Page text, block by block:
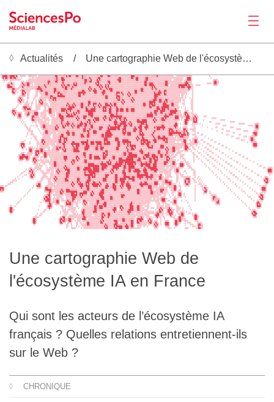
Actualités
Productions
Activités
Outils
Séminaire
L'équipe
Le médialab
Actualités Une cartographie Web de l'écosystème IA en France
░▓▓▓▓▒▒▓▓▓▓▒▓░ ░░░░░  ▒▒▒░░░░ ░░░░░░░░░░░░░▒▓▓▒░░▒▒▒▒▓▒▓▓▒░░▒▓▓▒░▒▓▒▒▒░░░░░░░░░▒▒▓▓░░░▒▓▓▒░░░▒▒░░░░░░░░░░▒▓▓▓░▒▒░░░░░░▒▒▒░░▒▒▒▒▓▒░░░░░░░░░░░░  ░░░░░░░░░▒▒▒░
░▓▒▓▓▒▒▓▓▒▓▓▒░  ░      ░ ░░ ░░░░░░░░░░░░░░░▒▒▓▒░░▓▓▒▒▒░▒░░░░░▒▒░░▒▓▒▒░░▒▓▒░░░░▒▓▓▒░░░░░░░░░░░░░▒▓▓░░░░░░░░▓▓▒▒▓▓▒░░░░▒▓▓▒░░░░░░░░░░░░░░░░░░░░░░░░░░░░  ░▓▓▓░
▒▒▒▒░ ▒▒░░▒░░░░      ░░░░░░░░░░░░░░░░▒▒░░░▒▒▓▒░░▓▓▓░░░░░░░░░░░░░░▒▒▓▓▒▒▒▓▒░░░▓▒▓▒░░░░░▒▒░░░░░░▓▓▓▒░░░░░░░░▒░▒▓▓▒░░░░▒▓▓▒░░░░░░░░░░░░░░░░░░  ░░░░░░░░ ░░▓▓▓░
░    ░░       ░░░ ▒▒▒░░░░░░░░░░░░░░▒▓▓▒░░▒▓▓▒░░▒▓▒░░░░░░░▒▒▒░░░░░▒▓▓▒▒▓▓░░░▒▓▓▒░░░░░▒▓▓▒░░░░░▒▓▓░░░░░░░░░░░░▒▒░░░░▒▓▓▒░▒▒▒░░░░░░░░░▒▓▓▒░░░░░░░░░░░ ░▒▓▒▒░░
▒▒▒▓▒░     ▒▓▒▒▒▓▓▒░░ ░░░░░░░░▒░▒▓▒▒░░░▒▒░░░▒▓▒░░▒▒░░░▓▒▓░░░░░▒▓▒░░░░░░░▓▒▓▒░░░░░▒▒▓▒░░░░░░▒░░░░░░░░░░░░░░░░░░░▒▓▓▒░▓▓▓▒░░░░░░░░▒▓▓▒░░░░░░░░░▒░░▒▓▓▓▒░░
░▓▓▒▒▒░    ░▒▒▓▒▒▓▓░ ░ ░░░▒▒░░▒▓▒▒▒▒▒░░░░░░░░▓▒▓▒▒▓▓▒▒▒▓▓▓░░░░░░░░░░░░░░░▒▓▓▒▓▒░░▓▒▓▒░░░░░░░░░░░░░░░░░░░░░░░░░░░▒▓▓▒▒▓▓▓▓▒░░░░░░░▒▓▓▒ ░░░░░░░▓▓▓▓▓▓▓▒▓▒░░  ░░░░
░▓▓▓▓▒░
▒▒░▒▓▓▒░░░
▒▓▒▒░  ░▒▓▓▒░░░░
░▓▓▒ ░  ▒▓▒▓░░░     ░░
░░░    ░▓▓▒ ░░     ░░  ░░░▒▓▓▒░░▒░░░▒▓▒▓▓▒▒▒░░░░░░░░░▒▓▓▒▒▓▒░░░░░░░▒▒░░░░▒▓▒▒▒▒░░░░░▒▓▒▒▒▒▓░░░▓▒▓▒░░▒▒░░░░░░░░░░░░░░▓▓▓▓▓▒░░▓▓▒░░░░░░░░░░
░░░░▒░ ░░    ░░░  ░░░░▒▒░▒▓▓▒▒░▒▓▓▓▓▓▓▒░░░░░░░░░░▓▓░░░░░░░░░░░░░░░░░░░▒▓▓▒░░░░░▒▓▓▓▒▒▒░░░▒▓▒▒░░░░░░░░░░░░░░░░░▒▓▓▓▒▒░░░░░░░░░░░░░░░░ ░░
░▒▓▒░   ░░   ░░   ░░░░░░░░▒▓▒▓▓▓░░▒▒▒▒▒░░░░░░░░░░░░░░░░░░░░░░░░░░░░░░░░▒▓▓▒░░░░░▒▓▒▓▒░░░░░░░▒▒▓▒░░░░░░░░░░░░░░░▒▓▓▒▒▒▒▒░░▒░░░░░░░░░░░░░░
░▓▒▓░░  ░    ░ ░ ░▒▓▒░░░ ░▒▒▒▓▒▓░░░░░░░░░░░░░░░░░░░░░░░░░░▒▒░░░░░░░░░░░░▒▒░░░░░░░▒▓▓▒▒▓▒░░░░▒▓▒▓░░░░░░░░░░░░▒▒▒▓▓▓▒▒▓▓▒░▒▓▓░░░░░░░░░░░ ░░
░▒▓▒░░ ░░   ░  ░ ░▓▒▓▒ ░  ░░░▒▒▒░░░░░░░░░░░░░░░░░░░░░░░░░▒▓▓▒░▒▒▒░░░░░░░▒░░░░░░▒▒▒▒░▒▓▒▓░░░░░▒▓▒░░░░░░░▒▒░░▒▓▓▓▓▓▒░▒▓▓▒▒▓▒▓░░▒▒▒░░░░░░  ░
░░░  ░░░░ ░░  ░ ░▒▓▓░░░░  ░░░░░░░░░░░░░▒▓▒░░▒▓▒░░░▒▓▓▒░░▒▓▓▒░▓▓▓░▒▓▒░░▒▓▓▒▒▓▒▒▓▓▒░░░▒▓▒░░░░░░░░░░░░░░▒▓▓▒░▒▓▓▓▒▓░░░▒▒░▓▓▓▒░░▒▓▓▒░░░   ░░
░    ░▒▒░░ ░   ░░░░░░░░░░░ ░░░░░░░░░░░░░▓▒▓▒▒▓▒▓▒░░▒▓▓▒░░▒▓▒░░▓▒▒▒▓▒▓░░▒▓▓▓▓▒▓▒▓▓▒░░░░░░░░░░░░░░░░░░░░▒▓▓▒░▒▓▒▓▓▓░▒▒░░▒▓▓▓▓▓▒▒▓▓▒░░░    ░
░    ░▓▓▓▒▒▒░   ░░░░   ░░ ░░░░░░░░░░░▒▒░▒▒▒▓▓▓▓▓▒░░░▒▓▓▒▒▓▒▒░▒▒▒▓▒░▒▓▒▒▓▓▓▒▒▒▓▒░▒▒▓▒░▒▒░░░▒▒▒░▒▒▒░░░░░░░▒▒░░▒▓▓▒▒░░▓▓▒▒▓▓▓▓▓▓▒░▒░░░░░░ ░
░▒░     ░▒▓▒▓▓▓░   ░░░░   ░░ ▒▓▓▒░░░░░░▒▓▓▓▓▒▓▓▓▓▒▒▒░▒▒░▒▒░▒▓▓▒░▓▓▓▓▒░░░░▒▓▒▓▒▒▓▓▒░░▒▓▓▒▓▓▓░▒▓▓▒▒▓▓▓░░░░░░░░░░░░░░░░░▒▓▓▓▒▓▓▓▒▒▓▒▒▒▒▒▓▒░
░▓▓▒░     ░▒▒▒▒▒░░░▒▒░    ░░░░▒▓▓▒░░░░░░▒▓▓▓▒▓▒▒▓▒░▒▒▒▓▓▒░░░▒▓▓▓▓▓▓▓▓▒░░░░▒▓▓▓▒▒▓▓▒░░▒▓▓▒▓▓▓░▒▓▓▒░▓▓▓░░░░░░░░░░░░░░░▒▓▓▓▒▒▓▓▓▓▒▒▒▒▓▓▓▓▓▓░░░
░▓▒▓░░▒▒░  ░▒▒▓▒░░░▓▓▓░ ░░░░░ ░▓▓▒░░ ░░▒▒▒▒▒▒▓▒▒▒▒▒▓▒▓▒▓▒░░░░░▒▓▓▓▓▒▒░░░░░░▒▒░░▒▓▓▒▒░░▓▒░▒▒▒░░▒▒░░▒▒▒░░░░░░░░░░▒▒▒▓▒▒▓▓▒░▒▓▓▒░▒▒▒▒▓▓▓▓▓▒░░░
▒▓▒░▒▓▓▒  ░▒▓▓░ ░▒▓▓▓░ ░░░░░  ░░░░░ ░▒▓▓▒░░░▒▓▓▒▓▒▓▓▒▒▒░░░▒▒▒▒▓▓▓▓▒░░░░░░░░░░░░▒▓▓▓▒▒▓▒▒▒▒░░░░░░░░░░░░░░░░░░░▒▓▓▓▓▓▒▒▓▒░░▒▒░▒▓▒▒▓▓▓▒░▒▒▒░░░
░  ▒▓▓▒   ░▒░ ░▓▓▒▒▒░ ░░░░░   ░░░░ ░▒▓▓▓▓▒░▓▓▓▓▓▓▒▒▒▓▒░░▒▓▓▓░▒▒▓▓▒░▒▒▒░░░▒▓▓░░▒▓▓▓▓▓▓▓▓▓▓░░▒░░░░░░░░░░░░░░░░▒▓▓▓▓▓▒▒░░░░░░▒▓▓▓▓▒▒▒░░▓▓▓░░░░░▒▓▓▓░
░▒▒░       ▒▓▒▒░░░░ ░░░░░░  ░░░░░▒▒▓▓▓▒░▒▒▒░▒▒░░▓▒▓▒░░▓▓▒░░░░░▒▓▓▓▓▒░░▓▒▓▒▒▓▒▓▒▒▒▓▒▓▓▒▒▓▓▒░░░░░░░░▒▒▒░░▒▒▒▒▒▒▒▒▒▓▒░░░▒▓▓▒▓▒▒░░░░░▓▓▓░ ░░ ░▓▓▓░░▒▓▒▓▒
░ ░      ░▓▓▒░░░░░░ ░░░░░ ░░░░░░░▒▓▓▒░░▒░░░░░░▒▓▒░░░▒▒░▒▓▓░░▓▒▓▓▓▒░░▒▓▒░░▓▓▒░▒▓▒░▒▓▒▒▓▒▓░░░░░░░▒▓▓▒▒▓▓▓▓▒░░░▒▓▒▓░░░▒▓▓▓▒░░░░░░░▒▒▒░ ░ ░▓▓▓▒░░▒▓▒▓▒    ░
░ ░      ░░░░ ░░░░░░░ ░  ░░░░░░░▒▓▒▒░▒▓▒░░▒░░░▒▒▒▓▒░▒▒▓▒▓▒░▒▓▒▒▒░░░░░░░░░▒░▒▓▓▓░░▒▓▓▓▓▒░▒▓▒░░░▒▓▓▓▓▓▓▓▓▒░░░░▒▓▒░░░▒▒▒▒░░░░░░░░▒▒     ▒▓▓▒   ░▓▓▓░         ░░
░ ░        ░  ░░░▒▒░░░  ░░░░░░░▒▓▒▒▒▓▓▓▒▒▓▒░▒▒▒▓▓▓▒▓▓▒▒▓▒▒░▒░░░░░░░░░░░░░░░▓▓▓▒▒▓▓▓▓▓▒▒▓▒▓▒░░░▒▒▒▓▓▓▒▓▒░░░░░░░░░░░▒▒░░░░░░░░▒▓▓░ ░  ▒▓▓▒   ░░░░░ ░            ░░░░               ░░░░░
░░   ░ ░ ░░  ░▒▓▓▒░░░░░░░▒▓▒░░▒▓▒▓▒▓▒░▓▒▓▒▒▓▓▓▓▒▒▓▓▒▒▒▓▓▒░░░░▒▒▒░░░░▒▓▒▒▒▒▓▒▓▓▓▒▒▓▓▓░▒▓▓░░░░░▒▓▓▒░▒▓▓▒░░░░░░▒▒▒▒▓▓▒░░░░░░░▓▓▓▒     ░░    ░░      ░                ░░░
░░ ░     ░  ░▒▓▓▒░░░░░░▒▓▒▓░░░▓▓▒░░░░▒▓▒▒▒▓▓▒░▒▒▓▒▒▒▒▓▓▒░░░▒▓▓▓░░░▒▓▒▓▓▓▓▓▓▓▓▒░▒▓▓▒░░▒░░▒▓▒░▓▓▓▒░▓▓▓▒░░░▒▓▒▓▓▓▓▓▓▓░░░▒▒░░▒▓▒░ ░ ░▒▒░     ░░         ░      ░░          ░░░
░░░      ░  ░▒▒▒▒░░░░░░▓▓▒░░░░▒░░░░░░▒░░▒▒▒░░▒▓▓▒▒▒▓▒▒▒▒▒░▒▓▓▒░░░▒▓▓▓▓▓▓▓▒▓▓▒░▓▓▓░░░░░▒▓▓▓░▒▓▓░░▒▓▒░░░░▒▒▒▓▓▓▒▒▓▒░░▒▓▓▓▒░▒▒░░░ ▒▓▓▒░ ░░░░░             ░       ░░          ░░░░
░░░░     ░   ▒▓▓▒░░░░░░▒░░░░░░░▒▓▒░▒▒▒░░░░░░▒▓▓▒▓▓▒░░▓▓▓░░▒▒░░░▒▓▓▓▒▒▒▒▒░░░░░▓▒▓▒▒▒▒░▒▓▓▒░░▓▓▒░░░░░░░░▒▓▒▒▒▒░░░░░░▒▓▒▓▓▒▒▓▒▒▒░▒▓▒▓▒   ░░░                 ░       ░░░
░  ░░      ░ ░▒▓▓▒░░░░░░ ░░░▒▒░░▓▓▓▒▒▓▓▒░░░░▒▒▒▒░▒▓▒░░▓▓▓░░░░▒▒░▓▓▓▓▓▒░░░░░░░░▓▓▓▒▓▓▓░░░▒░░▒▓▒▓▒░░░░░░▒▓▒░░░░░░░░░░▒▓▓▓▓▓▓▓▓▓▓▒▒▓▒▒▓░    ░ ░░                  ░        ░░
░  ░░░      ░░░▒▒░░░ ░░░░░░▒▓▓░░▒▓▓▒▒▓▓▒░░░▒▓▓▒░▒▓▓▒░░▒▒▒░░░▒▓▓▒▓▓▓▓▓▓░░░░░░░░▒▓▒▒▓▓▓░░░░░▒▒▓▓▓▓░░░░░▒▓▒▒░░▒▒░░▒░░░▒▓▓▓▒▒▒▒▒▓▒▓▓▓▓▒▓▒  ░░░    ░░                   ░░        ░░
░     ░░░     ░░░░░░  ░░░░░░▓▓▓▒▒▒▒░░░▒▒░░░░▒▓▓▓░▒▓▓▒░░░░░░░░▒▓▓▒▓▓▓▓▓▒░░▒▒▒░░░░░░░▒▒▒░░░░▒▓▒▒▒▓▒░░░░░░▒▓▒░▒▓▓▒▒▓▓▒░░▒▒▒░ ░░░▒▓▓▓▒▒▒▒░    ░░      ░                     ░░
░  ░░    ░▒░░░░░░ ░░░░░▒▓▒▒▓▓▓░░░░░░░░░░░▒▒▒░░▒▒░░░░░░░░░░▒▒▓▓▓▒░▒░░░▓▓▓░░░░▒▒▒▒░░░░░░▓▒▓▒▒▓▓▒▒░░░░░▒▓▒▒▓▓▓▓▓▓▓▓▒░░░░░░ ░░▒▒▒▒▒░░   ░░▒▒░        ░                      ░░░
░        ░░  ░▓▓▒░░░░░░░░░░▒▓▓▒░▓▒▓▒░░░░░░░░░░░▒▒░▒▓▒░▒▒▒░▒▒▒▒▒░▒▓▓▓▒▒░░░░▓▓▓▒░░▓▓▓▓▓▒░░░░░▒▓▒░▓▓▓▓▓▓▒▒░░▓▓▓▒▒▒▒▒▓▓▒▓▒░░░░░░░░░░░▒▓▓▒ ░░ ░▒▓▓▒  ░░      ░░
░▒░    ░     ░░ ▒▓▒▓░░░░░░░░░░▒▓▓▒▒▓▓▒░░░▒▓▓░▒▒▒░▓▓▓▓▓▓▒░▓▓▓▒▓▓▓▓▓▒▒▓▒▓▓▓▒░░░▒▒▓▓▒▒▓▓▓▓▓▓▓▒░░░░░░░▓▒▓▓▒▓▓▓▒░▒▓▓░░░░░░▒▓▓▒░░░░░  ░  ░▒▓▓▒  ░░░▒▓▓▒░   ░░       ░░
░▓▓▓░   ░     ░░░░▒▓▒░░░░░░░░ ░░▒▒▒▓▓▒░░░░▓▓▓▓▓▓▓░▒▓▓▒▓▓▒▒▓▓▓▒▒▓▓▓▓▒▒▓▓▓▓▓▒░░░░▒▓▓▒░▒▓▒▒▓▒▓▒░▒░░░░░▓▓▓▒▓▓▓▒▒▒▒▒░░░░▒▒▒░░▒░░░░░░░░░░░░▒▒▓▒░░░░░░▒▒░ ░     ░░       ░░
░▓▒▓░         ░ ░░░░░░░░  ░░░░▒▒▒▒▒▒▓▒░░░░▒▓▒▒▓▓▓░▒▒▒▒▓▓▓▒▒▒▒░▒▓▒▒▓▒▒▒▒▒▒▒░░░░░▒▓▓▒░░░░▒▓▒▓▓▓▓▓░░░░░▒▒░░▓▓▒▒▓▒░░░░░▓▓▓░░░░░░░▒▒░░░░░░░▒▓▓▒ ░░░  ░    ░     ░░        ░░
▒▓▒░  ░▒▒░ ░ ░ ░▒▒░░░░░░  ░░▒▓▒▓▓▒▒▓▒░░░░░▒▓▒▓▓▒░░░▒▓▓▓▓▒░░░▒▓▓▒▒▓▓▓░░░░░░░░░▒▓▓▒░░░░░▓▒▒▒▓▓▒▓░░░░░░░░░▒▓▓▓▓▒░░░░░▓▓▓░▒▓▒░░▒▓▓▒░░░░░ ▒▓▓▓░  ░░   ░    ░░     ░         ░░
░  ░ ▒▓▓▒░ ▒▒░▒▓▓▒░  ░░ ░░░▒▓▓▒░░▓▒▓▒░░░░▒▓▓▓▓▒░░░░▓▓▓▒░░░░▒▓▓▒▒▓▓▒░▒▒░░░░░░▒▓▓▒░░░░░▒▓▒▒▓▓▓▒░░░▒▓▒░░░░▒▒▒▒░░░░▒▒▒▒░░▓▒▓░░▒▓▓▒░░░   ░▓▓▒░░  ░░    ░    ░░     ░░
▒▓▓▒ ░▓▓▓▒▓▓▒▒░░░░░░░░░▒▒░ ░▒▓▓░░░░░▒▓▓▓▓▓▒░░▒▒▒▒░░░░░░▒▒▒░▒▒▒▒▓▓▒░░░░░░▒▒░░░░▒▒▒▓▒▒▒░░░░░░▓▓▓▒░░░░░░░░░░▒▓▓▒░░░▒▓▒░░▒▓▓░ ░░░░░ ░░░  ░    ░    ░    ░░      ░
░▒▒  ░░▒▒░ ▒▓▒▓░░▒▒▓▓▒░░░░░░░░░░░░░░░░░░░░░▒▒▒▒▒░░▒▓▓▒░░░░░░░░░░░░▒▓▓▒▓▒░░░░░░░░░░░▒▓▓▒▒▓▓▓▒▒▒▒░░▒▓▓▒░░▒▓▒░░▒░░▒▓▓▒▒░░▒▓▒░░░░░ ░░░░         ░░   ░░    ░    ░░      ░░
░▒▒▓▓▒▒▒░░░  ░▓▓▒░  ▒▓▓▒░░░░░░░░░░░░░░▒░░░░░░░░░▒░░░▒▓▓▒░░▓▓▒░▒▒▒▒░░▒▓▒▓▓▒░░░▒▒░░░░░░▒▓▓▒▒▓▓▓▓▓▓▓▒░░▒▒▒▓▓▓▓▒░▓▓▓▒▒▒▒▓▓▒▒▓▒▒░ ░░ ░░  ░░░░       ░░    ░    ░░     ░       ░
▒▓▓▓▓▓▓▓▒░  ░▒▒▒░ ░░░▓▓▒ ░░░░░░░░░░░░▓▓▓░░░░░░░▓▓▒░░░▒▓▒░▒▓▓▒▒▓▓▓▓▒░▒▓▓▓░░░░▒▓▓▒░░░▒▒▒▒▒▒▓▓▓▓▓▓▓▓▒▒▒░▒▓▒▓▓▓▒▒▓▓▓▓▓░▒▓▓▒▒▒▓▓▒░░░░░   ░░░        ░ ░░    ░    ░░     ░       ░
▒▓▓▓▒▒▓▓▒░ ░▓▓▒░  ░  ░░   ░░░░░░░░░░░▓▓▓░░░░▒░▒▓▒▓░░░░▒▒░░▓▓▒▒▓▓▓▓▓░░▓▓▒░░░░▒▓▓▒░░▓▓▓▒▒▒▓▓▓▓▓▓▒▒▒▒▓▓░░▓▓▒▒▒▓▓▒▓▓▒▓▒░▒▒░░▒▓▒▓░░░     ░ ░░       ░   ░     ░    ░░     ░       ░░
░▒▒░  ▒▒░  ▒▓▒▓░░░░░░ ░░░ ░░░▒▒░░░░░░▒▓▒░░░▒▓▓▒▒▓▒░░░▒▓▓▒░░░░░▒▒▒▒▒░░░░░░▒▓▒▒▒▒░░▒▓▓▓▓▓▓▓▓▓▓▓▓▒░░▓▓▓▒░░▒▒░▒▓▓▒▒▓▓▓░░░░░▒▒▓▓▒░░▒▒░ ░    ░░      ░     ░    ░░    ░░     ░        ░
░▒▓▒░  ░░░░░░░░░░▒▓▓▒░░░░░░░░░░░▓▒▓▒░░░░░░▒▓▓▒▒▒░░▒░░░░░▒▓▒░▒▓▓▒▓▒░░▒▓▒▓▓▓▓▒▓▓▓▓▓▓▓▓▓▒▒▒▒▓▒▒▒▓▒▒▓▓▒▒▓▓▒░░░░▒▓▓▓▒░░▒▓▓▒   ▒▒░ ░░░    ░      ░     ░     ░      ░░       ░░
░░░░ ░  ░░   ░░░▒▓▓▒░░░░░░▒░░░░▒▓▒░░░░░░░░▒▒▒▓▓▓▓▓▒▒▒▒▒▓▓▓▓▓▒▓▓▓▒▒▒▓▓▓▓▓▓▒▒▓▒▓▓▓▓▓▒▓▒░░▒▓▓▓▓▓▓▓▓▒░▓▓▓▒░░░░▒▓▓▒░ ░▒▓▓▒░ ░▓▓▓░ ░░░            ░     ░     ░      ░░        ░
░░░░░░  ░   ░░░▓▓▒░░░░░▒▓▒░░░░░░░░▒▒░░░░░░▒▓▓▓▓▓▓▓▓▓▒▒▓▓▓▓▓▒▒░▒▓▓▓▓▓▓▓▒▒▓▓▒▒▓▓▓▓▓▒░░░▒▓▓▒▒▓▓▓▓▒▒▓▓▓░░░░░░▒▒░░░░░▒▒░  ░▓▓▓░  ░░░            ░     ░░     ░      ░░        ░
░░  ░░░░░░    ░ ░░░░░░░▒░░░░▓▒▓▒▒░░░░░▒▓▓▒░░▒▓▓▓▓▓▒▒▓▓▓▓▓▒▒▓▓▓▓▒░░░▒▓▓▓▓▓▒░░▒▓▓▒▒▓▓▓▓▓▒░░░░▒░▒▓▒▒▓▓▓▓▓▓▓▒░░░░░░ ░░ ░░░░░▒▒░▒▒░    ░░░             ░     ░      ░       ░        ░░
░ ░▒▓▒░░ ░░░░    ░░░░░░ ░▒▓▒░░░▒▓▓▓▓▒░░░░▒▓▓▒░░▓▓▓▓▓▓▓▒▓▓▓▓▓▒▒▓▓▒░░░░▒▓▓▒▒▓▒░░░▒▓▒░▒▓▓▒▒▒▓▓▓▓▒░░▓▓▓▒░▒▓▓▓▓▓▓░░░░░░░░ ░░░ ░▒▓▓░         ░░░            ░      ░      ░       ░         ░
░░  ░▓▒▓░ ░   ░░░  ░░░ ░░ ░▓▒▓▒░░░░▒▓▓▒░░░░▒▒▒░░░▒▓▒▒▓▓▓▓▓▓▓▓▓░▒▒▒░░░░░▓▒▓▒░░░░░░▓▓▒░▒▓▓▒░▓▓▓▓▓▓░░▓▓▓▒░░▒▒▒▓▓▒░░░░░░░░░░░  ░▒▓▓▒   ░░      ░░             ░      ░      ░       ░         ░░
░░    ░▒▒▓▒░     ░░░░░░ ░░░ ░▒▓▒░░░░▒▓▓▓░░░░░░░░░░░▒▓▒▒▒▓▓▓▓▓▒▒▒░░░░░▒▒▒░▒▓▒▒▒▒░░░░▓▓▓░░▒▒░░▒▒▒▓▓▒▒▒▒▓▓▓░░▒▒░░▒░ ░░░ ░░░░░░   ░▒▒░░    ░     ░░              ░      ░      ░░       ░          ░
░   ░░  ▒▓▒▓░      ░░░   ░░░░░░░░░░░░▒▓▓▒░░░░░░░░░░░▒▓▓▓▓▓▓▓▒▓▒░░░░░░▒▓▓▓░░░░▒▓▓▒░░░▒▓▓░▒▒▒░░░░▒▓▓▓▓▓▓▓▓▓▒▒▓▓▒░░░░▒▓▒  ░░░░░    ░░ ░░░        ░░                ░      ░      ░░       ░
░   ░     ░▓▓▒░     ░░░░░  ░░░▒▓▒░░░░░░▒▓▓▒░░░░░░▒▒░░░░▒▒▒▓▓▒▓▓▓░░░░░░▒▒▓▓▒░░░░▒▓▓▒░▒▒▒▓▓▓▓▓▒▒▓▓▒▒▓▓▓▓▓▒▒▓▓▓▓▓▓▒░░░▒▓▓▒░ ░░░░░░   ░░  ░░░░░▒░░   ░  ░              ░       ░      ░░       ░░
░  ░         ░░░     ░░░  ░░░░ ▒▓▒▓░░░░░▒▓▓▒░░░░░░▒▓▓▒░░░░░▒▓▓▒░▒▒░░░░░░▓▓▓▒░░░░░▒▓▓▒▒▓▓▓▓▓▒▒▓▓▓▓▓▒░▒▒▓▒▒░░▒▓▒▒▓▒░░░ ░▓▓▒░░▒▒░      ░░    ░▒▓▓▓░ ░░  ░ ░               ░      ░░      ░        ░░
░░░░                   ░░    ░░░ ░▒▓▒░░░░░▒▓▓▓░░░░░░▒▓▓▒░░░░▒▓▓▓▒░▒░░░░▒░░▓▓▓░░░░░░▒▓▓▒▒▓▓▓▓▒░▒▒▒▒▓▓▒░░░░░░░▒▒▒░░░░░▒▒▒░░░░░▒▓▓▒▒▒░   ░░    ░▓▒▒▓▒  ░░  ░ ░               ░       ░       ░        ░░
░░░                   ░▒▒░     ░░░░ ░░░░░░░░░▒▒▒░░▒▓▒░▒▓▒▓▒▒░▒▓▓▓▒░▒▓▓▒▒▒▓▒░▒▒▒░░░░░▒▒▓▓▒░▒▓▓▓▒▒▓▒░░░░░░░░▒▓▒▒▓▓▒░░░░░▓▓▓░  ░░▒▓▓▓▓▓▒   ░ ░   ░▓▒▒▓░   ░░  ░ ░                ░       ░       ░         ░
░░░                    ░▒▓▓░     ░░░░░░ ░░░░░░░░░░░░▓▒▓▒░▒▓▓▓▓▒▒▓▒▓▒░▓▓▓▓▓▓▒▓░░░▒▓▒░░▒▓▓▒▒░░▒▓▓▒▒▓▓▓▒░░░░░░░▓▓▓▓▓▓▓▒▒▒░░▓▓▓░░ ░░░▒▒▒▓▓▒░░░  ░   ░▒▓▓▒░      ░░░ ░                ░        ░       ░
░▒░ ░░                     ░ ░▓▓▓▒   ░▒░░░░░░░░░░░░░░░░░░░▒▓▒░░░░▓▓▓▒░▓▓▓▒░▒▓▓▓▓▒▓▒░░▒▓▓▓░░▒▓▓▓▒░▒▓▒▓░░▓▓▓▓░░░░░░░▒▓▓▒▒▒▒▓▓▓░░▒▒░ ░░░░  ░░▒▒░▒▓▓░ ░░   ░░░░    ░    ░░ ░░                ░       ░        ░
▓▓▓░                      ░   ░▒▒░  ░▓▓▒▒▒░ ░░░░░░░░░░▒▒▒░░▒▒░░░░▒▓▒░░▒▓▓▒░░░▒▒▒░░░░░▒▓▓▒░░░▓▓▓▒░░▒▓▒░░░▓▓▓▒░░░░░░░▒░░░░░▓▓▓░░░░░░░▒▒▒░░░ ░░░▒▓▓▒  ░           ░     ░▒▓▒░                ░        ░        ░
▓▒▓░                    ░           ▒▓▓▓▓▓▒░░░░░░▒▓▒░░▓▓▓▒▒▒▒▒▒░░░░░░▒▒▓▓▒░░░░░░░░▒▓▓▒░▒░░░░▒▓▓▒░░░░░░░░▒▓▒░░░░▒▓▓▒░░░░░░▒▒▓▒░ ░░░▒▓▓▓░░░  ░░▒▓▓░ ░░           ░     ░▒▒▓▒                  ░        ░        ░
▒▒▒                    ░            ░▒▒▒▓▓▒░░░░░▒▓▒▓░░▓▓▓▓▓▓▓▓▓▒░░░░▓▓▓▒▒░▒▓▒░░░░▒▓▓▓▒░░░░░░░▒▒░░░░░░░░░░░░░░░░▒▓▓▒░░░░░░░▒▓▓▒░░░░░▓▓▒░░░   ░░░░ ░▒▒░          ░      ▒▓▓░ ░                 ░        ░░
░               ░▒▓▒░  ░░░░▓▓▒░░▒▒▒▒▓▓▓▒▓▒░▓▓▓▓▓▓░ ▒▓▒▓░░░▒▓▓▓▓▒░░░░░░░░░░░░░▒▒▒░░░░░░░░░▒▓▓▒░░░░░░░▒▓▓▒░░░░░░▒░░░ ░  ░░   ▒▓▓▒ ░        ░      ░░░  ░░                  ░        ░
░               ░░▒▓▓░ ░░░░░░░▒░ ░░░░░▓▓▓▓▓▒░▓▒▓▒▒▒░░░▓▓▒░░░▒▓▓▓▒░░░░░▒▒░░░░░░▒▓▓▓░░░░░░░░░░░░░░░░░░░░░▒▒░░░░░░░  ░░  ░  ░   ▒▓▓▒ ░        ░            ░░▒▒░               ░         ░
░               ░▒▓▓▒▓▒  ░ ░░░░░   ░░░░▒▓▓▓▒░░▒▓▒░░░░░░░▒░░░░░▒▓▓▓▒░░░▒▓▓▒░░░░░▒▓▓▒░░░░░░░░░░░░░░░░░░░░░░░░░░░░ ░▒▒▒    ░  ░░ ░▒▒░  ░       ░             ▒▓▓▒░                ░        ░░
░                 ░▓▒▓▓▓▒ ░░░▒▒░ ░░  ░░░░▒▓▓▒░░░░░░░▒░░░░░░░░░▒▒░▒▓▓▒░░░▒▓▓▒░░░░░░▒▒░░░░░░░░░░░░░░░░░░░░░░░ ░░ ░░░░▓▓▓░░    ░▒▒░              ░             ▒▓▒▒▒▒░               ░         ░
░                  ░▒▓▓▓▓▒ ░░▒▓▓▒ ░░░░▒▓▒▒▒▓▒░ ░░░ ░▓▓▒░░░░░░░▒▓▓▒▒▒▒▒░░░░▒▒░░░░░░░░░░░░░░░░░░░░░░░░░░░░░░░░░░░░░░ ░▓▓▓░ ░░  ▒▓▓▒   ░   ░      ░             ░▒▒▒▒▓▒                 ░
░░                 ░   ░░▒▓▒░░░▒▓▓▒    ▒▓▒▓▓▒░░░░░ ░ ▒▓▒▓░ ░░░░░▒▓▓▒░░▒▓▓░░░░░░░░░░░░░░░░░░░▒▓▒░░░░░░░░░░░░░░    ░░░░ ▒▒▒░   ░░▒▓▓▒        ░                      ▒▓▓▒                  ░
░                         ▒▓▓░  ░▒▒░    ░▓▓▓▓▒░  ░░   ░▒▓▒░ ░░░░▒▒▓▒▒▒▒▓▓▓▒░░░░░░░░░░░░░░░░░▒▓▓▒░░░░▒░░░░░ ░░      ░░░  ░ ░░░░  ░▒▒░                               ░▒▒░                    ░
░░  ░                   ░     ░▓▓▓▒      ░░░ ░░░▒▒░░  ░░    ░░░░░░░░▒▓▓▒▒▓▓▓▒▓▓░░░░░░▒▒░░░▓▓▒░░░░▒▓▓▓░░▒▓▓▒░░ ░░░░      ░░░░░░ ░░░░     ░░        ░                                              ░
░▓▓▒                           ░▒▓▒░       ░░ ░  ░░░░░░  ░  ░░░░░░░░░▒▓▓▒░▓▓▓░░░░░░░░▒▓▓▒ ▒▓▒▓░░░░▒▓▓▓▒░▒▓▓▒░░░  ░░ ░░░  ░░▒▓▒░░░░▒▓▒░   ░░░░ ░     ░
▒▓▓▒░                   ░    ░░  ░          ░░░ ░░░░░░░    ░▒▓▒░░░░░░▒▓▓▒░▒▒▒░░░░░░░░▓▓▓▒ ░▒▓▒░░░▒▓▓▓▓▒░░▓▓▒░░░░░░      ░ ░▓▒▓░  ░▓▓▓▒░░ ░░░  ░      ░
░▓▓▒                        ░░            ░ ░░░░░  ░░░ ░   ▒▓▓▒░░░░░░▓▓▓▒░░░░▒░░░▒▒░░▒▓▒░░░░░░░░░▓▓▓▒▒░░░░░░░░ ░░░░░░░░ ░▒▒▓▓▒░  ░▓▓▒▓▒  ░░ ░▒▒░ ░
░░                    ░  ░░              ░  ░░░░   ░░░ ░  ▒▓▓▒░░░░░░▒▒▒░░░░▓▓▒░▒▓▓▒░░░░░░░░░░░░░▒▓▒░░░ ░░░░░░░░░░░░░░░░▒▓▓▒▒░░ ░░░▓▓▓▒   ░░▒▓▓▒   ░░ ░ ░░
░  ░░                 ░░░░ ░░░░░░░░░░░▒▓▒░░░░░  ░░░░░▒▓▒▓░▒▓▓▒░░░░░░░░░░░░░░░░░░░░░░░░░░░░░░░    ░▓▓▓░ ░░  ░ ▒▓▒░ ░  ░▒▓▓▒      ░░▓▓▒
░░░░░                 ░▒▓▓░ ░▒▒░░░░░░░░░▒▓▓▒░░░░░░░░░░░░▓▓▒░▒▓▒░░░░░░░░░░▒▒░░░░░░░░░ ░▒▒▓▒░ ░░░░░ ░ ▒▓▒░░ ░░    ░░░░  ░▓▓▒▒░       ▒▓▓▒░
░▓▓▒                  ░▓▓▒▓▒░▒▓▓▒░░  ░░░░▓▓▓▒ ░░░░░░░░░░▒▓▒░░░░░░░░▒▒▒░░░▒▓▓▒░░░▒▒▒░ ░▓▓▓▓▓░  ░▒▓▒░   ░  ░  ░       ░░░▒▓▓▒░░░
▒▓▓▒                  ▒▓▒▓▓▒░▒▓▓▒  ░ ░░░ ░▒▒░▒▒░░░░░░░░▒▓▒▓░░░░░░░░▓▓▓▒░░▒▓▓▒░░░▒▓▓▒ ▒▓▒▓▓▒░░ ░▓▒▓▒ ░░░  ░   ▒▒░    ░▓▓▒▓▓▒ ░░░░
░▓▓▒                  ░▓▓▒░░ ░▒▒░   ░░ ░░ ░ ▒▓▓▒░░░░░░░░▓▓▒░░░░░░░░▒▓▓▒ ░░▒▒▒░░░▒▓▓▒ ▒▓▓▒▒░░░░░▒▓▓░░▒▓▒░ ░  ░▓▓▓░   ▒▓▓▒░░   ░ ░░░
░░                    ░░   ░░  ░   ░░  ░░░░▒▓▓▒░░░░░░░░░▒░▒▓▒░░░░░▓▓▓▒▒▒▒░░▒▓▒░▒▓▓░  ░░░░░░░░ ░░░ ░▓▒▓░ ░  ░▓▓▓░   ░▓▓▒     ░   ░░░
░░  ░   ░ ░  ░░░░▒▒░░░░░░░░░░░░▓▒▓▒░░░░▓▒▓▓▓▓▓░░▓▓▓▒▒▓▓░  ░░░░ ░░ ░    ░▒▓▒░     ▒▒▒░    ░░            ░░░
░   ░▒▒░    ░ ░░░░░░░░░░░░░░░░░▒▓▓░░░░░▒▓▓▒▓▓▓░░▒▓▓░░▒▒░░░░░░           ░░░        ░░░  ░        ░▒░
Une cartographie Web de
l'écosystème IA en France
Qui sont les acteurs de l’écosystème IA
français ? Quelles relations entretiennent-ils
sur le Web ?
CHRONIQUE